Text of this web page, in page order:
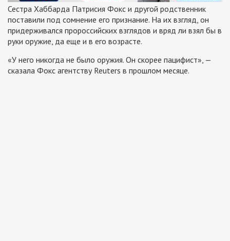
Сестра Хаббарда Патрисия Фокс и другой родственник
поставили под сомнение его признание. На их взгляд, он
придерживался пророссийских взглядов и вряд ли взял бы в
руки оружие, да еще и в его возрасте.
«У него никогда не было оружия. Он скорее пацифист», —
сказала Фокс агентству Reuters в прошлом месяце.